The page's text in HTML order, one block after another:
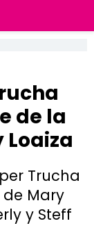
de la
Trucha
Mary
y Steff